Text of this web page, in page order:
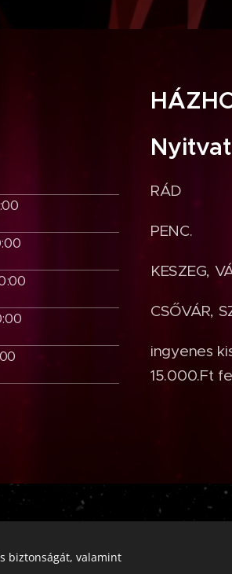
CSŐVÁR,
ingyenes
15.000.Ft
Az oldalt aWebnode
biztonságát, valamint